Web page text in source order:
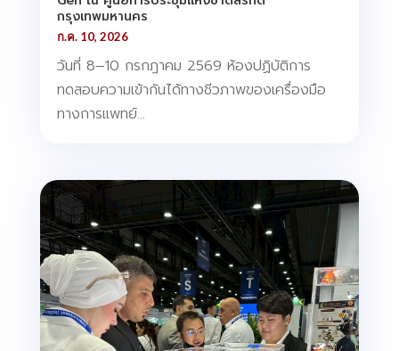
กรุงเทพมหานคร
ก.ค. 10, 2026
วันที่ 8–10 กรกฎาคม 2569 ห้องปฏิบัติการ
ทดสอบความเข้ากันได้ทางชีวภาพของเครื่องมือ
ทางการแพทย์...